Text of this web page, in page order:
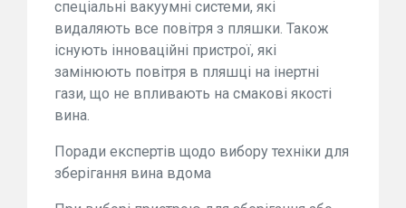
спеціальні вакуумні системи, які
видаляють все повітря з пляшки. Також
існують інноваційні пристрої, які
замінюють повітря в пляшці на інертні
гази, що не впливають на смакові якості
вина.
Поради експертів щодо вибору техніки для
зберігання вина вдома